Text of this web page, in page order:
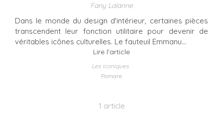
Fany Lalanne
Dans le monde du design d'intérieur, certaines pièces
transcendent leur fonction utilitaire pour devenir de
véritables icônes culturelles. Le fauteuil Emmanu...
Lire l'article
Les iconiques
Pomare
1 article